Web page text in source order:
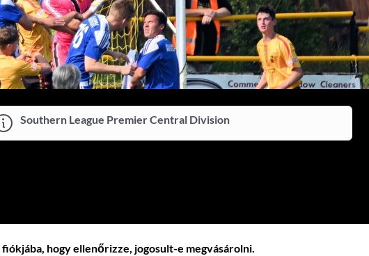
Southern League Premier Central Division
fiókjába, hogy ellenőrizze, jogosult-e megvásárolni.